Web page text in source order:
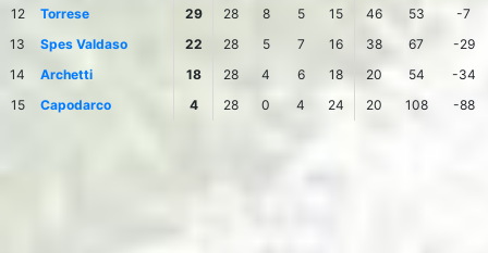
12
Torrese 29 28 8 5 15 46 53
-7
13
Spes Valdaso 22 28 5 7 16 38 67
-29
14
Archetti 18 28 4 6 18 20 54
-34
15
Capodarco 4 28 0 4 24 20 108 -88